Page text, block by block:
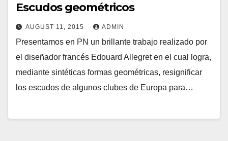
Escudos geométricos
AUGUST 11, 2015 ADMIN
Presentamos en PN un brillante trabajo realizado por
el diseñador francés Edouard Allegret en el cual logra,
mediante sintéticas formas geométricas, resignificar
los escudos de algunos clubes de Europa para…